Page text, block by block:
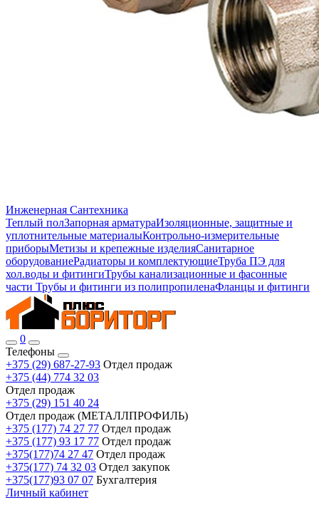
Инженерная Сантехника
Теплый полЗапорная арматураИзоляционные, защитные и
уплотнительные материалыКонтрольно-измерительные
приборыМетизы и крепежные изделияСанитарное
оборудованиеРадиаторы и комплектующиеТруба ПЭ для
хол.воды и фитингиТрубы канализационные и фасонные
части Трубы и фитинги из полипропиленаФланцы и фитинги
0
Телефоны
+375 (29) 687-27-93 Отдел продаж
+375 (44) 774 32 03
Отдел продаж
+375 (29) 151 40 24
Отдел продаж (МЕТАЛЛПРОФИЛЬ)
+375 (177) 74 27 77 Отдел продаж
+375 (177) 93 17 77 Отдел продаж
+375(177)74 27 47 Отдел продаж
+375(177) 74 32 03 Отдел закупок
+375(177)93 07 07 Бухгалтерия
Личный кабинет